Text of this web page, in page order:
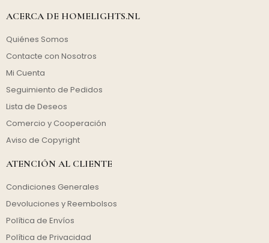
ACERCA DE HOMELIGHTS.NL
Quiénes Somos
Contacte con Nosotros
Mi Cuenta
Seguimiento de Pedidos
Lista de Deseos
Comercio y Cooperación
Aviso de Copyright
ATENCIÓN AL CLIENTE
Condiciones Generales
Devoluciones y Reembolsos
Política de Envíos
Política de Privacidad